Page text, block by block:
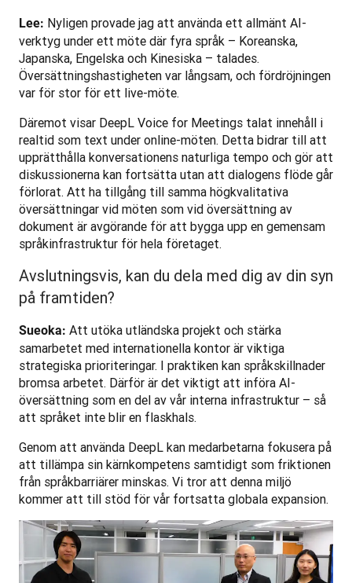
Lee: Nyligen provade jag att använda ett allmänt AI-
verktyg under ett möte där fyra språk – Koreanska,
Japanska, Engelska och Kinesiska – talades.
Översättningshastigheten var långsam, och fördröjningen
var för stor för ett live-möte.
Däremot visar DeepL Voice for Meetings talat innehåll i
realtid som text under online-möten. Detta bidrar till att
upprätthålla konversationens naturliga tempo och gör att
diskussionerna kan fortsätta utan att dialogens flöde går
förlorat. Att ha tillgång till samma högkvalitativa
översättningar vid möten som vid översättning av
dokument är avgörande för att bygga upp en gemensam
språkinfrastruktur för hela företaget.
Avslutningsvis, kan du dela med dig av din syn
på framtiden?
Sueoka: Att utöka utländska projekt och stärka
samarbetet med internationella kontor är viktiga
strategiska prioriteringar. I praktiken kan språkskillnader
bromsa arbetet. Därför är det viktigt att införa AI-
översättning som en del av vår interna infrastruktur – så
att språket inte blir en flaskhals.
Genom att använda DeepL kan medarbetarna fokusera på
att tillämpa sin kärnkompetens samtidigt som friktionen
från språkbarriärer minskas. Vi tror att denna miljö
kommer att till stöd för vår fortsatta globala expansion.